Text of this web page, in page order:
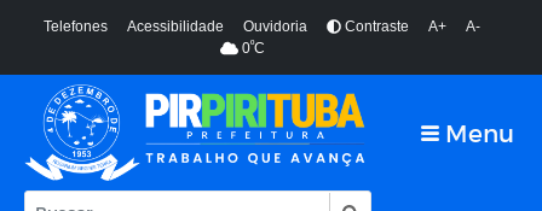
Telefones Acessibilidade Ouvidoria Contraste A+
A-
0ºC
Menu